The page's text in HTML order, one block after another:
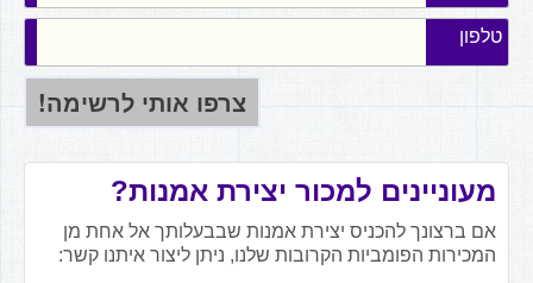
טלפון
מעוניינים למכור יצירת אמנות?
אם ברצונך להכניס יצירת אמנות שבבעלותך אל אחת מן
המכירות הפומביות הקרובות שלנו, ניתן ליצור איתנו קשר: